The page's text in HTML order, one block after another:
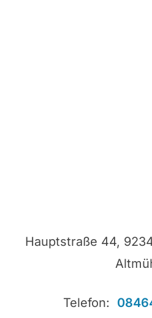
Hauptstraße 44,
Telefon: